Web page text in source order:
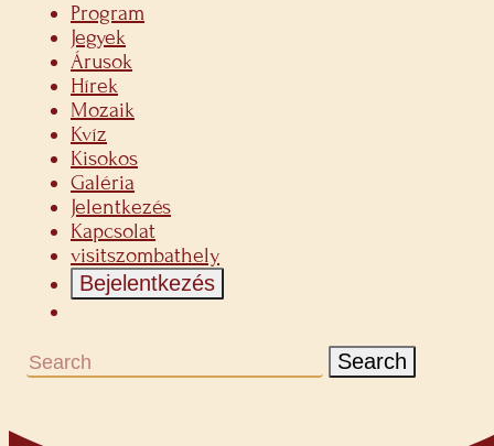
Program
Jegyek
Árusok
Hírek
Mozaik
Kvíz
Kisokos
Galéria
Jelentkezés
Kapcsolat
visitszombathely
Bejelentkezés
Search